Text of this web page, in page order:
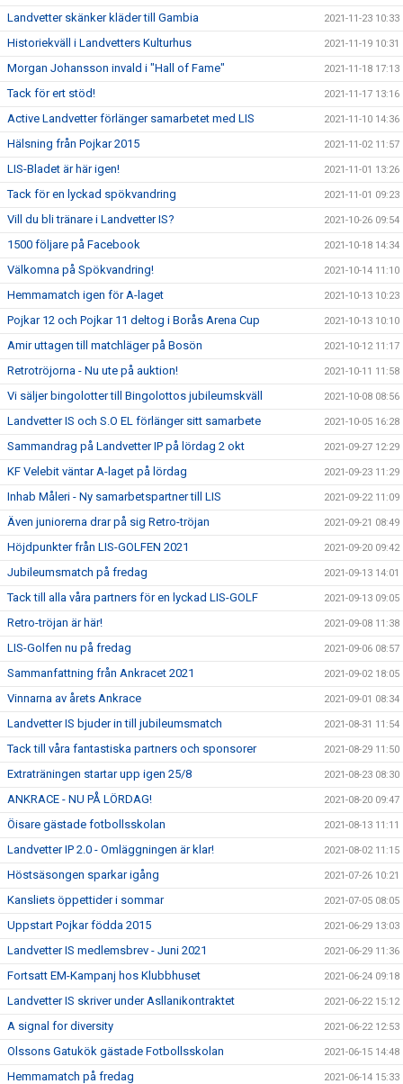
Landvetter skänker kläder till Gambia 2021-11-23 10:33
Historiekväll i Landvetters Kulturhus 2021-11-19 10:31
Morgan Johansson invald i "Hall of Fame" 2021-11-18 17:13
Tack för ert stöd! 2021-11-17 13:16
Active Landvetter förlänger samarbetet med LIS 2021-11-10 14:36
Hälsning från Pojkar 2015 2021-11-02 11:57
LIS-Bladet är här igen! 2021-11-01 13:26
Tack för en lyckad spökvandring 2021-11-01 09:23
Vill du bli tränare i Landvetter IS? 2021-10-26 09:54
1500 följare på Facebook 2021-10-18 14:34
Välkomna på Spökvandring! 2021-10-14 11:10
Hemmamatch igen för A-laget 2021-10-13 10:23
Pojkar 12 och Pojkar 11 deltog i Borås Arena Cup 2021-10-13 10:10
Amir uttagen till matchläger på Bosön 2021-10-12 11:17
Retrotröjorna - Nu ute på auktion! 2021-10-11 11:58
Vi säljer bingolotter till Bingolottos jubileumskväll 2021-10-08 08:56
Landvetter IS och S.O EL förlänger sitt samarbete 2021-10-05 16:28
Sammandrag på Landvetter IP på lördag 2 okt 2021-09-27 12:29
KF Velebit väntar A-laget på lördag 2021-09-23 11:29
Inhab Måleri - Ny samarbetspartner till LIS 2021-09-22 11:09
Även juniorerna drar på sig Retro-tröjan 2021-09-21 08:49
Höjdpunkter från LIS-GOLFEN 2021 2021-09-20 09:42
Jubileumsmatch på fredag 2021-09-13 14:01
Tack till alla våra partners för en lyckad LIS-GOLF 2021-09-13 09:05
Retro-tröjan är här! 2021-09-08 11:38
LIS-Golfen nu på fredag 2021-09-06 08:57
Sammanfattning från Ankracet 2021 2021-09-02 18:05
Vinnarna av årets Ankrace 2021-09-01 08:34
Landvetter IS bjuder in till jubileumsmatch 2021-08-31 11:54
Tack till våra fantastiska partners och sponsorer 2021-08-29 11:50
Extraträningen startar upp igen 25/8 2021-08-23 08:30
ANKRACE - NU PÅ LÖRDAG! 2021-08-20 09:47
Öisare gästade fotbollsskolan 2021-08-13 11:11
Landvetter IP 2.0 - Omläggningen är klar! 2021-08-02 11:15
Höstsäsongen sparkar igång 2021-07-26 10:21
Kansliets öppettider i sommar 2021-07-05 08:05
Uppstart Pojkar födda 2015 2021-06-29 13:03
Landvetter IS medlemsbrev - Juni 2021 2021-06-29 11:36
Fortsatt EM-Kampanj hos Klubbhuset 2021-06-24 09:18
Landvetter IS skriver under Asllanikontraktet 2021-06-22 15:12
A signal for diversity 2021-06-22 12:53
Olssons Gatukök gästade Fotbollsskolan 2021-06-15 14:48
Hemmamatch på fredag 2021-06-14 15:33